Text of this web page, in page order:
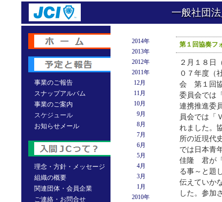
一般社団
事業のご報告
スナップアルバム
事業のご案内
スケジュール
お知らせメール
理念・方針・メッセージ
組織の概要
関連団体・会員企業
ご連絡・お問合せ
2014年
2013年
2012年
2011年
12月
11月
10月
9月
8月
7月
6月
5月
4月
3月
1月
2010年
第１回協奏フ
２月１８日
０７年度（
会 第１回
委員会では
連携推進委
員会では「
れました。
所の近現代
では日本青
佳隆 君が「
る事～と題
伝えていか
した。参加